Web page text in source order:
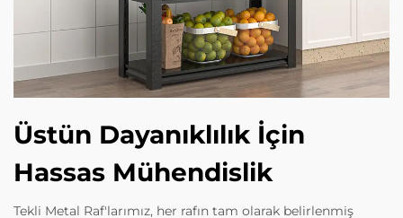
Üstün Dayanıklılık İçin
Hassas Mühendislik
Tekli Metal Raf'larımız, her rafın tam olarak belirlenmiş